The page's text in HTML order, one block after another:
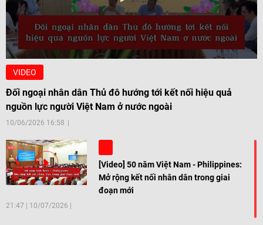
VIDEO
Đối ngoại nhân dân Thủ đô hướng tới kết nối hiệu quả
nguồn lực người Việt Nam ở nước ngoài
10/06/2026 16:58
[Video] 50 năm Việt Nam - Philippines:
Mở rộng kết nối nhân dân trong giai
đoạn mới
21:47 | 10/07/2026